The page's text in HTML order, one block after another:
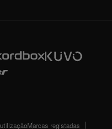
Marcas registadas